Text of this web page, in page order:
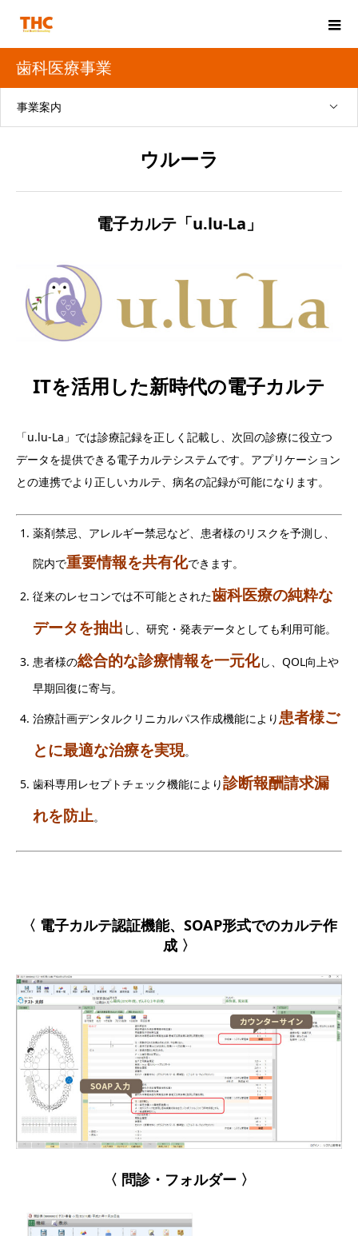
歯科医療事業
事業案内
ウルーラ
電子カルテ「u.lu-La」
ITを活用した新時代の電子カルテ
「u.lu-La」では診療記録を正しく記載し、次回の診療に役立つ
データを提供できる電子カルテシステムです。アプリケーション
との連携でより正しいカルテ、病名の記録が可能になります。
薬剤禁忌、アレルギー禁忌など、患者様のリスクを予測し、
院内で重要情報を共有化できます。
従来のレセコンでは不可能とされた歯科医療の純粋な
データを抽出 し、研究・発表データとしても利用可能。
患者様の総合的な診療情報を一元化し、QOL向上や
早期回復に寄与。
治療計画デンタルクリニカルパス作成機能により患者様ご
とに最適な治療を実現。
歯科専用レセプトチェック機能により診断報酬請求漏
れを防止。
〈 電子カルテ認証機能、SOAP形式でのカルテ作
成 〉
〈 問診・フォルダー 〉